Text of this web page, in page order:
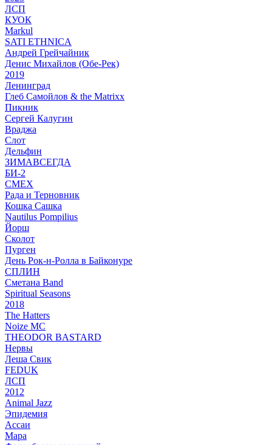
ЛСП
КУОК
Markul
SATI ETHNICA
Андрей Грейчайник
Денис Михайлов (Обе-Рек)
2019
Ленинград
Глеб Самойлов & the Matrixx
Пикник
Сергей Калугин
Враджа
Слот
Дельфин
ЗИМАВСЕГДА
БИ-2
СМЕХ
Рада и Терновник
Кошка Сашка
Nautilus Pompilius
Йорш
Сколот
Пурген
День Рок-н-Ролла в Байконуре
СПЛИН
Сметана Band
Spiritual Seasons
2018
The Hatters
Noize MC
THEODOR BASTARD
Нервы
Леша Свик
FEDUK
ЛСП
2012
Animal Jazz
Эпидемия
Ассаи
Мара